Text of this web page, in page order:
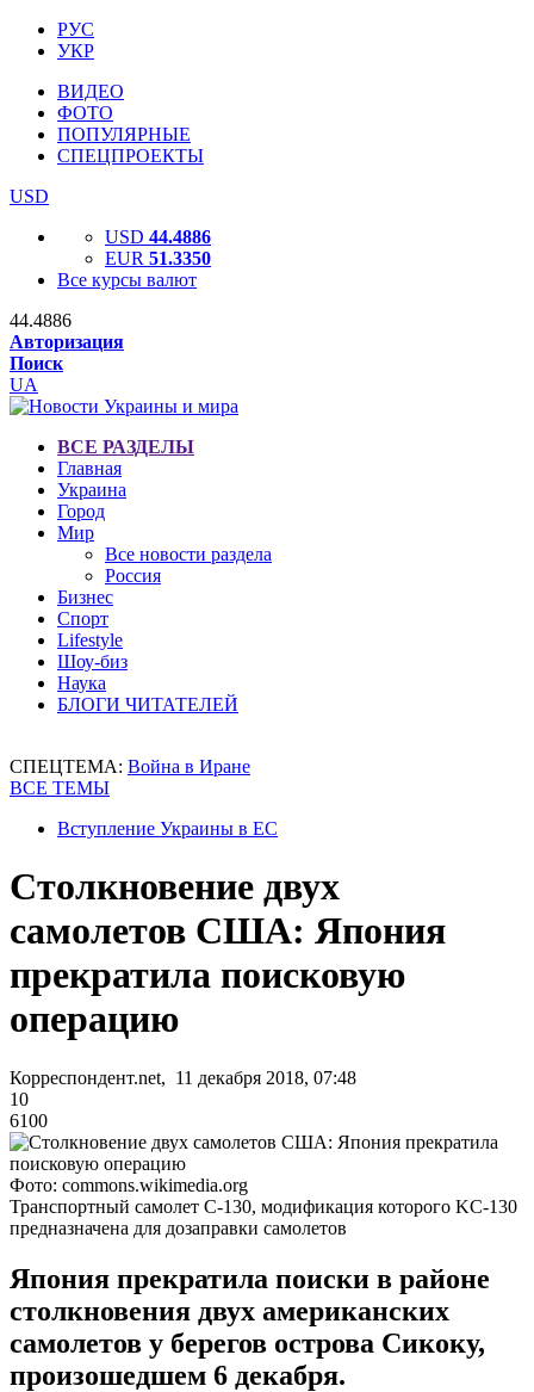
РУС
УКР
ВИДЕО
ФОТО
ПОПУЛЯРНЫЕ
СПЕЦПРОЕКТЫ
USD
USD 44.4886
EUR 51.3350
Все курсы валют
44.4886
Авторизация
Поиск
UA
ВСЕ РАЗДЕЛЫ
Главная
Украина
Город
Мир
Все новости раздела
Россия
Бизнес
Спорт
Lifestyle
Шоу-биз
Наука
БЛОГИ ЧИТАТЕЛЕЙ
СПЕЦТЕМА: Война в Иране
ВСЕ ТЕМЫ
Вступление Украины в ЕС
Столкновение двух
самолетов США: Япония
прекратила поисковую
операцию
Корреспондент.net, 11 декабря 2018, 07:48
10
6100
Фото: commons.wikimedia.org
Транспортный самолет C-130, модификация которого KC-130
предназначена для дозаправки самолетов
Япония прекратила поиски в районе
столкновения двух американских
самолетов у берегов острова Сикоку,
произошедшем 6 декабря.